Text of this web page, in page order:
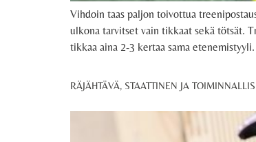
Vihdoin taas paljon toivottua
ulkona tarvitset vain tikkaat sekä tötsät.
tikkaa aina 2-3 kertaa sama
RÄJÄHTÄVÄ, STAATTINEN JA